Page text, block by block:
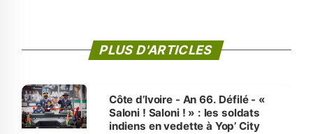
PLUS D'ARTICLES
Côte d’Ivoire - An 66. Défilé - «
Saloni ! Saloni ! » : les soldats
indiens en vedette à Yop’ City